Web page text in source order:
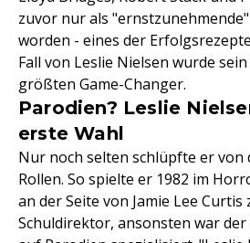
zuvor nur als
worden - eines der
Fall von Leslie Nielsen wurde
größten Game-Changer.
Parodien? Leslie
erste Wahl
Nur noch selten schlüpfte er von
Rollen. So spielte er 1982 im
an der Seite von Jamie Lee
Schuldirektor, ansonsten war